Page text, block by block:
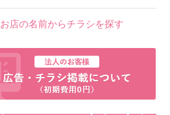
お店の名前からチラシを探す